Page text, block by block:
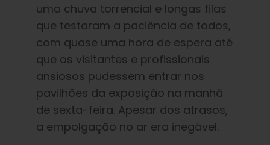
uma chuva torrencial e longas filas
que testaram a paciência de todos,
com quase uma hora de espera até
que os visitantes e profissionais
ansiosos pudessem entrar nos
pavilhões da exposição na manhã
de sexta-feira. Apesar dos atrasos,
a empolgação no ar era inegável.